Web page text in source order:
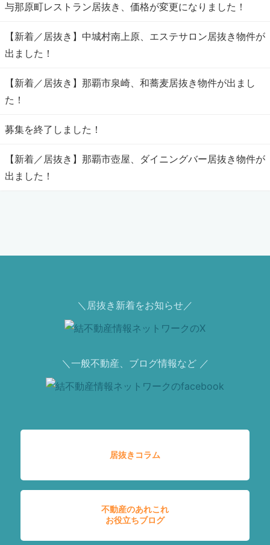
与那原町レストラン居抜き、価格が変更になりました！
【新着／居抜き】中城村南上原、エステサロン居抜き物件が
出ました！
【新着／居抜き】那覇市泉崎、和蕎麦居抜き物件が出まし
た！
募集を終了しました！
【新着／居抜き】那覇市壺屋、ダイニングバー居抜き物件が
出ました！
＼居抜き新着をお知らせ／
＼一般不動産、ブログ情報など ／
居抜きコラム
不動産のあれこれ
お役立ちブログ